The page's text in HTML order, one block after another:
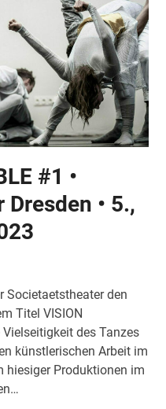
#1 •
• 5.,
Societaetstheater den
Titel VISION
Vielseitigkeit des Tanzes
künstlerischen Arbeit im
hiesiger Produktionen im